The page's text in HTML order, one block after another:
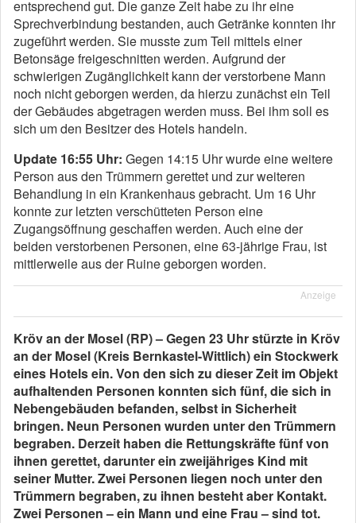
entsprechend gut. Die ganze Zeit habe zu ihr eine
Sprechverbindung bestanden, auch Getränke konnten ihr
zugeführt werden. Sie musste zum Teil mittels einer
Betonsäge freigeschnitten werden. Aufgrund der
schwierigen Zugänglichkeit kann der verstorbene Mann
noch nicht geborgen werden, da hierzu zunächst ein Teil
der Gebäudes abgetragen werden muss. Bei ihm soll es
sich um den Besitzer des Hotels handeln.
Update 16:55 Uhr: Gegen 14:15 Uhr wurde eine weitere
Person aus den Trümmern gerettet und zur weiteren
Behandlung in ein Krankenhaus gebracht. Um 16 Uhr
konnte zur letzten verschütteten Person eine
Zugangsöffnung geschaffen werden. Auch eine der
beiden verstorbenen Personen, eine 63-jährige Frau, ist
mittlerweile aus der Ruine geborgen worden.
Anzeige
Kröv an der Mosel (RP) – Gegen 23 Uhr stürzte in Kröv
an der Mosel (Kreis Bernkastel-Wittlich) ein Stockwerk
eines Hotels ein. Von den sich zu dieser Zeit im Objekt
aufhaltenden Personen konnten sich fünf, die sich in
Nebengebäuden befanden, selbst in Sicherheit
bringen. Neun Personen wurden unter den Trümmern
begraben. Derzeit haben die Rettungskräfte fünf von
ihnen gerettet, darunter ein zweijähriges Kind mit
seiner Mutter. Zwei Personen liegen noch unter den
Trümmern begraben, zu ihnen besteht aber Kontakt.
Zwei Personen – ein Mann und eine Frau – sind tot.